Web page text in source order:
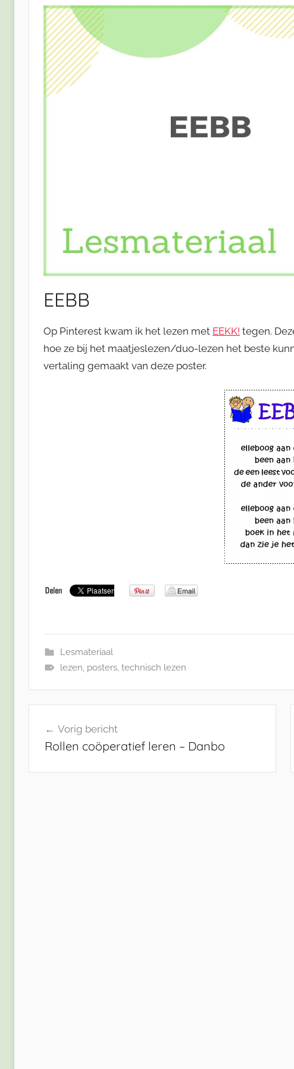
EEBB
Op Pinterest kwam ik het lezen met EEKK! tegen.
hoe ze bij het maatjeslezen/duo-lezen het beste
vertaling gemaakt van deze poster.
Lesmateriaal
lezen, posters, technisch lezen
navigatie
Vorig bericht
Rollen coöperatief leren – Danbo